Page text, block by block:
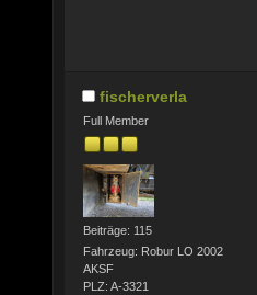
fischerverla
Full Member
Beiträge: 115
Fahrzeug: Robur LO 2002
AKSF
PLZ: A-3321